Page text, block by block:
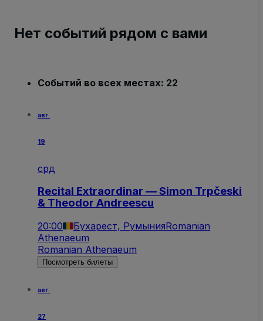
Нет событий рядом с вами
Событий во всех местах: 22
авг.
19
срд
Recital Extraordinar — Simon Trpčeski
& Theodor Andreescu
20:00 Бухарест, РумынияRomanian
Athenaeum
Romanian Athenaeum
Посмотреть билеты
авг.
27